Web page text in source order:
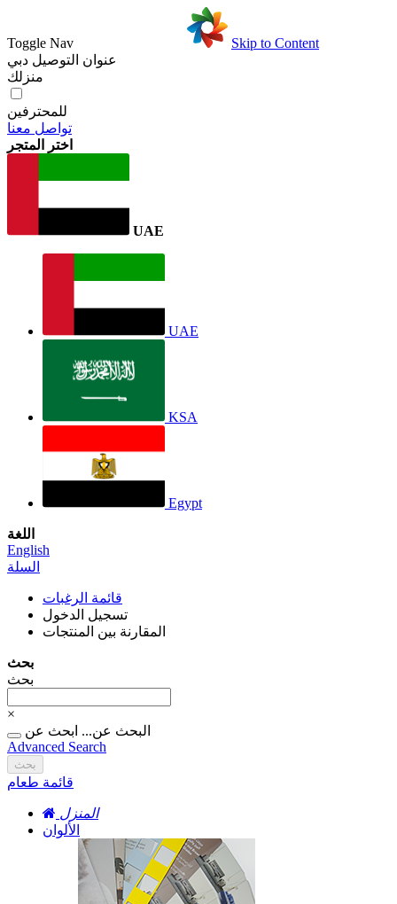
Toggle Nav
Skip to Content
عنوان التوصيل دبي
منزلك
للمحترفين
تواصل معنا
اختر المتجر
UAE
UAE
KSA
Egypt
اللغة
English
السلة
قائمة الرغبات
تسجيل الدخول
المقارنة بين المنتجات
بحث
بحث
×
البحث عن... ابحث عن
Advanced Search
بحث
قائمة طعام
المنزل
الألوان